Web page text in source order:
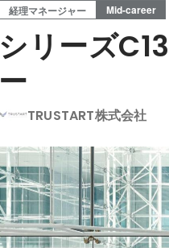
経理マネージャー Mid-career
シリーズ
ー
TRUSTART株式会社